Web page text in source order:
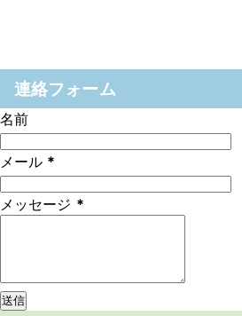
連絡フォーム
名前
メール *
メッセージ *